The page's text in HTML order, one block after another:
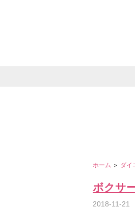
ホーム ＞ ダイ
ボクサ
2018-11-21